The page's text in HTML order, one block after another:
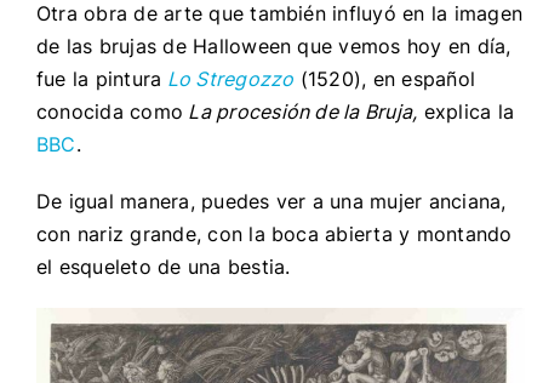
Otra obra de arte que también influyó en la imagen
de las brujas de Halloween que vemos hoy en día,
fue la pintura Lo Stregozzo (1520), en español
conocida como La procesión de la Bruja, explica la
BBC.
De igual manera, puedes ver a una mujer anciana,
con nariz grande, con la boca abierta y montando
el esqueleto de una bestia.